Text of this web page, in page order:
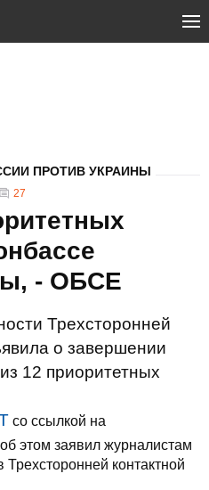
ПРОТИВ УКРАИНЫ
27
- ОБСЕ
Трехсторонней
о завершении
12 приоритетных
со ссылкой на
этом заявил журналистам
контактной